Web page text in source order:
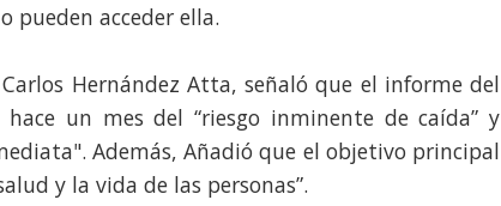
pueden acceder ella.
Hernández Atta, señaló que el informe del
un mes del “riesgo inminente de caída” y
Además, Añadió que el objetivo principal
y la vida de las personas”.